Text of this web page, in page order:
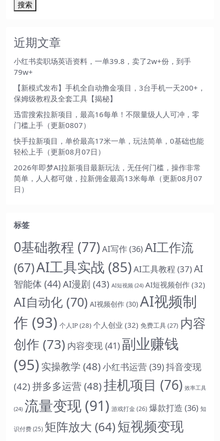
搜索
近期文章
小红书卖职场英语资料，一单39.8，卖了2w+份，到手
79w+
【新模式发布】手机全自动撸金项目，3台手机一天200+，
保姆级教程及全套工具【揭秘】
迅雷搜索拉新项目，最高16每单！不限量级人人可冲，零
门槛上手（更新0807）
快手拉新项目，单价最高17米一单，玩法简单，0基础也能
轻松上手（更新08月07日）
2026年即梦AI拉新项目最新玩法，无任何门槛，操作非常
简单，人人都可做，拉新佣金最高13米每单（更新08月07
日）
标签
0基础教程 (77) AI写作(36)AI工作流
(67)AI工具实战 (85)AI工具教程 (37)AI
智能体 (44) AI漫剧 (43) AI短视频 (24) AI短视频创作 (32)
AI自动化 (70) AI视频创作 (30) AI视频制
作 (93) 个人IP(28) 个人创业 (32) 免费工具(27) 内容
创作 (73) 内容变现 (41) 副业赚钱
(95) 实操教学 (48)小红书运营 (39)抖音变现
(42) 拼多多运营 (48)挂机项目 (76) 效率工具
(24) 流量变现 (91) 游戏打金(26) 爆款打造 (36) 知
识付费 (25) 矩阵放大 (64)短视频变现